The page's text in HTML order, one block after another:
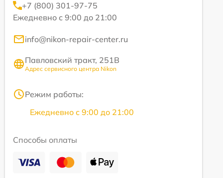
+7 (800) 301-97-75
Ежедневно с 9:00 до 21:00
info@nikon-repair-center.ru
Павловский тракт, 251В
Адрес сервисного центра Nikon
Режим работы:
Ежедневно с 9:00 до 21:00
Способы оплаты